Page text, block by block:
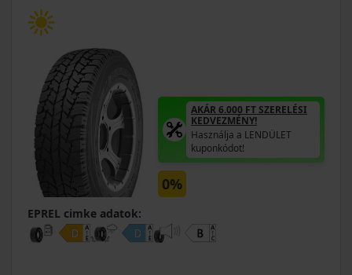
AKÁR 6.000 FT SZERELÉSI
KEDVEZMÉNY!
Használja a LENDÜLET
kuponkódot!
0%
EPREL cimke adatok: